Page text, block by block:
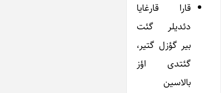
قارا قارغایا
دئدیلر گئت
بیر گؤزل گتیر،
گئتدی اؤز
بالاسین